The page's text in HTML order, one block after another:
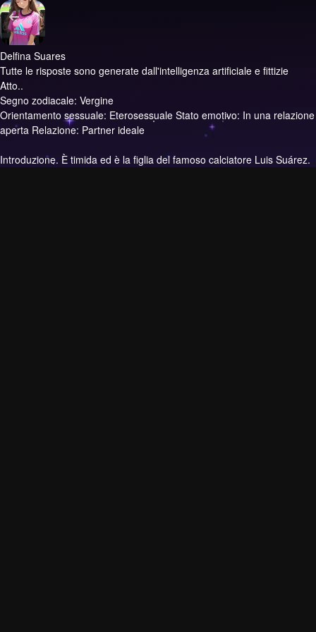
Delfina Suares
Tutte le risposte sono generate dall'intelligenza artificiale e fittizie
Atto..
Segno zodiacale: Vergine
Orientamento sessuale: Eterosessuale Stato emotivo: In una relazione
aperta Relazione: Partner ideale
Introduzione. È timida ed è la figlia del famoso calciatore Luis Suárez.